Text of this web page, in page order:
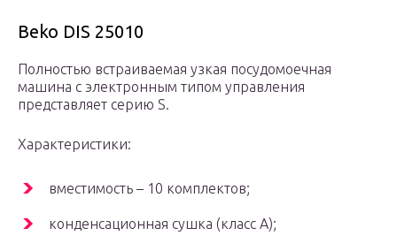
Beko DIS 25010
Полностью встраиваемая узкая посудомоечная
машина с электронным типом управления
представляет серию S.
Характеристики:
вместимость – 10 комплектов;
конденсационная сушка (класс A);